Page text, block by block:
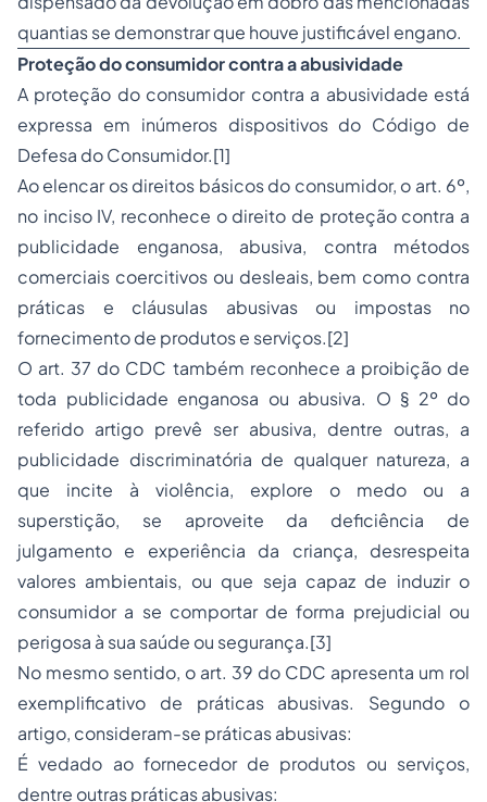
quantias se demonstrar que houve justificável engano.
Proteção do consumidor contra a abusividade
A proteção do consumidor contra a abusividade está
expressa em inúmeros dispositivos do Código de
Defesa do Consumidor.[1]
Ao elencar os direitos básicos do consumidor, o art. 6º,
no inciso IV, reconhece o direito de proteção contra a
publicidade enganosa, abusiva, contra métodos
comerciais coercitivos ou desleais, bem como contra
práticas e cláusulas abusivas ou impostas no
fornecimento de produtos e serviços.[2]
O art. 37 do CDC também reconhece a proibição de
toda publicidade enganosa ou abusiva. O § 2º do
referido artigo prevê ser abusiva, dentre outras, a
publicidade discriminatória de qualquer natureza, a
que incite à violência, explore o medo ou a
superstição, se aproveite da deficiência de
julgamento e experiência da criança, desrespeita
valores ambientais, ou que seja capaz de induzir o
consumidor a se comportar de forma prejudicial ou
perigosa à sua saúde ou segurança.[3]
No mesmo sentido, o art. 39 do CDC apresenta um rol
exemplificativo de práticas abusivas. Segundo o
artigo, consideram-se práticas abusivas:
É vedado ao fornecedor de produtos ou serviços,
dentre outras práticas abusivas: